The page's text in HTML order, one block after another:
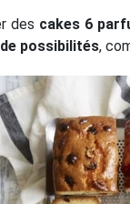
des cakes 6
possibilités,